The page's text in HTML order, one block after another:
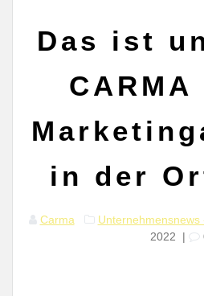
Das ist
CARMA
in der
Carma Unternehmensnews
2022 |